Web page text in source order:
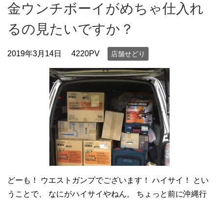
金ウンチボーイがめちゃ仕入れ
るの見たいですか？
2019年3月14日 4220PV 店舗せどり
どーも！ ウエストガンプでございます！ ハイサイ！ とい
うことで、 なにがハイサイやねん。 ちょっと前に沖縄行